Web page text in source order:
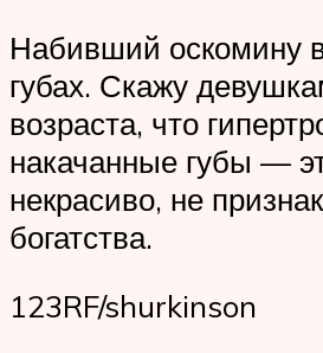
Набивший оскомину
губах. Скажу
возраста, что
накачанные губы —
некрасиво, не
богатства.
123RF/shurkinson